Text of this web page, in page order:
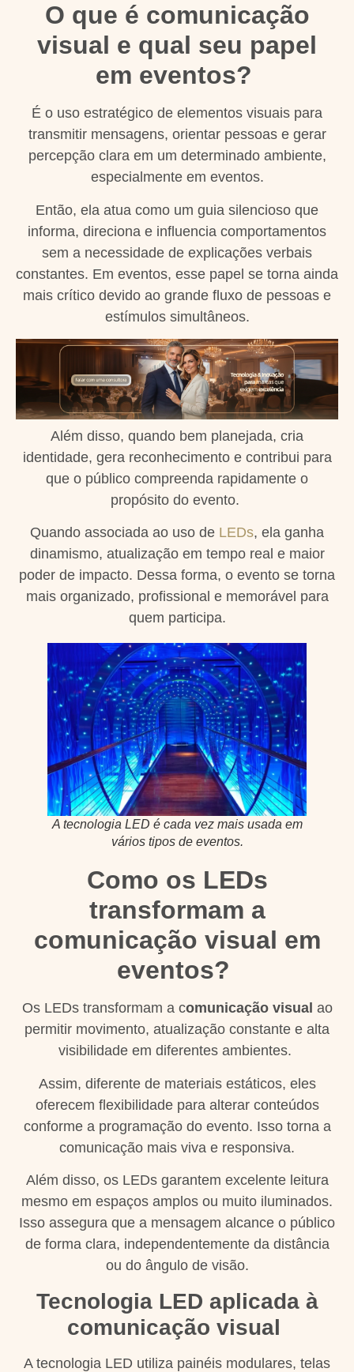
O que é comunicação
visual e qual seu papel
em eventos?
É o uso estratégico de elementos visuais para
transmitir mensagens, orientar pessoas e gerar
percepção clara em um determinado ambiente,
especialmente em eventos.
Então, ela atua como um guia silencioso que
informa, direciona e influencia comportamentos
sem a necessidade de explicações verbais
constantes. Em eventos, esse papel se torna ainda
mais crítico devido ao grande fluxo de pessoas e
estímulos simultâneos.
Além disso, quando bem planejada, cria
identidade, gera reconhecimento e contribui para
que o público compreenda rapidamente o
propósito do evento.
Quando associada ao uso de LEDs, ela ganha
dinamismo, atualização em tempo real e maior
poder de impacto. Dessa forma, o evento se torna
mais organizado, profissional e memorável para
quem participa.
A tecnologia LED é cada vez mais usada em
vários tipos de eventos.
Como os LEDs
transformam a
comunicação visual em
eventos?
Os LEDs transformam a comunicação visual ao
permitir movimento, atualização constante e alta
visibilidade em diferentes ambientes.
Assim, diferente de materiais estáticos, eles
oferecem flexibilidade para alterar conteúdos
conforme a programação do evento. Isso torna a
comunicação mais viva e responsiva.
Além disso, os LEDs garantem excelente leitura
mesmo em espaços amplos ou muito iluminados.
Isso assegura que a mensagem alcance o público
de forma clara, independentemente da distância
ou do ângulo de visão.
Tecnologia LED aplicada à
comunicação visual
A tecnologia LED utiliza painéis modulares, telas